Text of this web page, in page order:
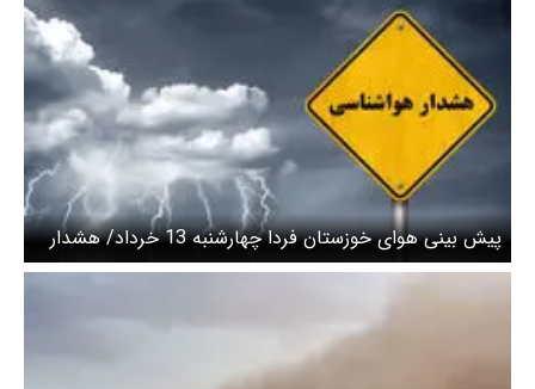
پیش بینی هوای خوزستان فردا چهارشنبه 13 خرداد/ هشدار
زرد هواشناسی صادر شد